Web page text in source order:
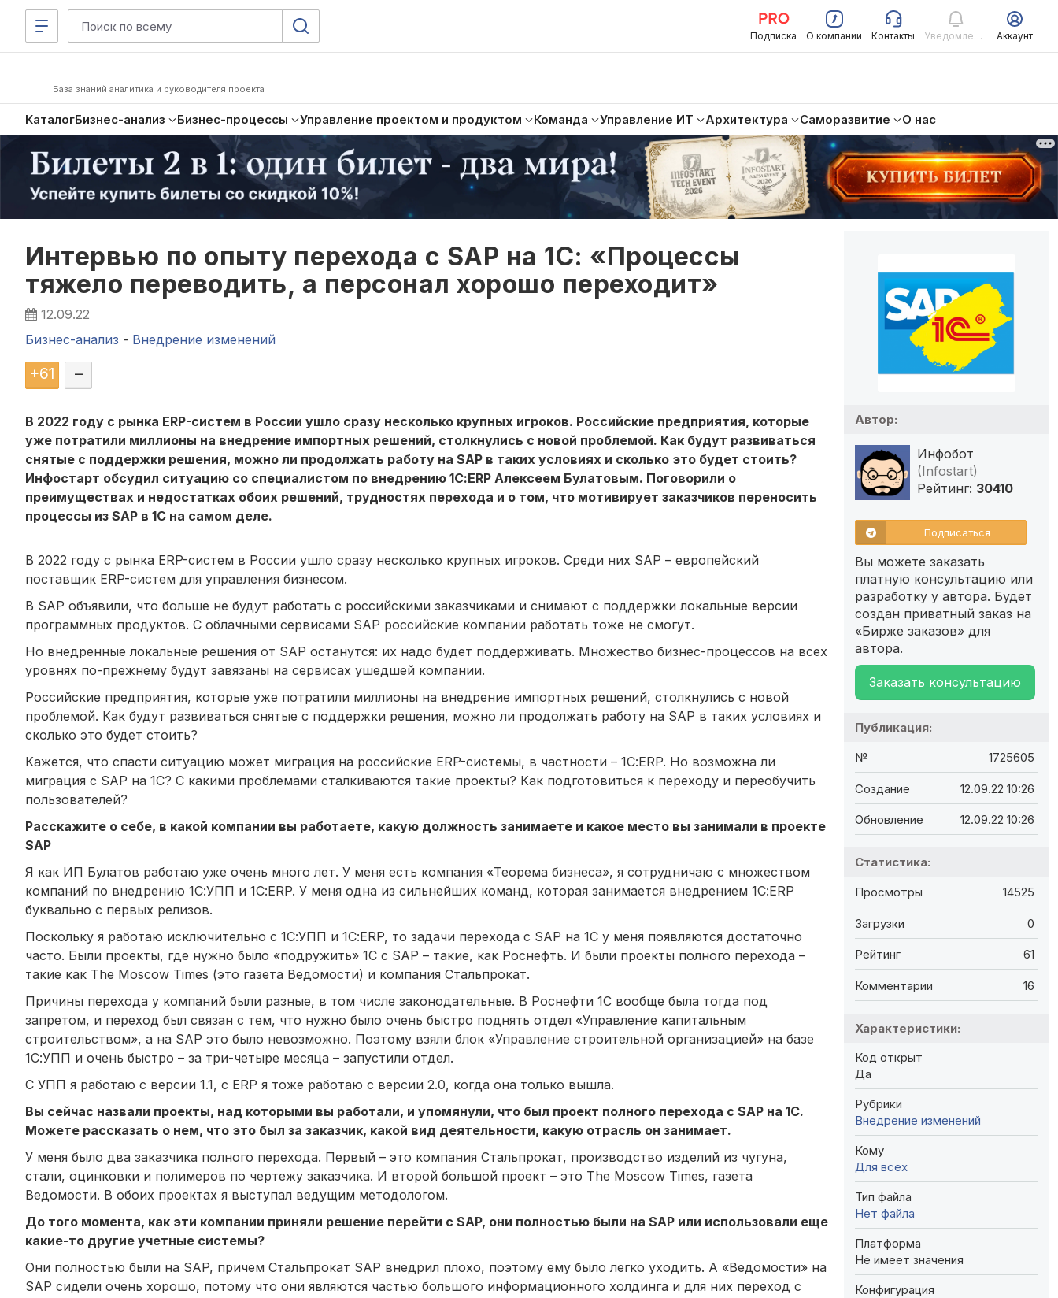
Подписка О компании Контакты Уведомления Аккаунт
База знаний аналитика и руководителя проекта
КаталогБизнес-анализ Бизнес-процессы Управление проектом и продуктом Команда Управление ИТ Архитектура Саморазвитие О нас
Интервью по опыту перехода с SAP на 1С: «Процессы
тяжело переводить, а персонал хорошо переходит»
12.09.22
Бизнес-анализ - Внедрение изменений
+61 –
В 2022 году с рынка ERP-систем в России ушло сразу несколько крупных игроков. Российские предприятия, которые
уже потратили миллионы на внедрение импортных решений, столкнулись с новой проблемой. Как будут развиваться
снятые с поддержки решения, можно ли продолжать работу на SAP в таких условиях и сколько это будет стоить?
Инфостарт обсудил ситуацию со специалистом по внедрению 1С:ERP Алексеем Булатовым. Поговорили о
преимуществах и недостатках обоих решений, трудностях перехода и о том, что мотивирует заказчиков переносить
процессы из SAP в 1С на самом деле.
В 2022 году с рынка ERP-систем в России ушло сразу несколько крупных игроков. Среди них SAP – европейский
поставщик ERP-систем для управления бизнесом.
В SAP объявили, что больше не будут работать с российскими заказчиками и снимают с поддержки локальные версии
программных продуктов. С облачными сервисами SAP российские компании работать тоже не смогут.
Но внедренные локальные решения от SAP останутся: их надо будет поддерживать. Множество бизнес-процессов на всех
уровнях по-прежнему будут завязаны на сервисах ушедшей компании.
Российские предприятия, которые уже потратили миллионы на внедрение импортных решений, столкнулись с новой
проблемой. Как будут развиваться снятые с поддержки решения, можно ли продолжать работу на SAP в таких условиях и
сколько это будет стоить?
Кажется, что спасти ситуацию может миграция на российские ERP-системы, в частности – 1С:ERP. Но возможна ли
миграция с SAP на 1С? С какими проблемами сталкиваются такие проекты? Как подготовиться к переходу и переобучить
пользователей?
Расскажите о себе, в какой компании вы работаете, какую должность занимаете и какое место вы занимали в проекте
SAP
Я как ИП Булатов работаю уже очень много лет. У меня есть компания «Теорема бизнеса», я сотрудничаю с множеством
компаний по внедрению 1С:УПП и 1С:ERP. У меня одна из сильнейших команд, которая занимается внедрением 1С:ERP
буквально с первых релизов.
Поскольку я работаю исключительно с 1С:УПП и 1С:ERP, то задачи перехода с SAP на 1С у меня появляются достаточно
часто. Были проекты, где нужно было «подружить» 1С с SAP – такие, как Роснефть. И были проекты полного перехода –
такие как The Moscow Times (это газета Ведомости) и компания Стальпрокат.
Причины перехода у компаний были разные, в том числе законодательные. В Роснефти 1С вообще была тогда под
запретом, и переход был связан с тем, что нужно было очень быстро поднять отдел «Управление капитальным
строительством», а на SAP это было невозможно. Поэтому взяли блок «Управление строительной организацией» на базе
1С:УПП и очень быстро – за три-четыре месяца – запустили отдел.
С УПП я работаю с версии 1.1, с ERP я тоже работаю с версии 2.0, когда она только вышла.
Вы сейчас назвали проекты, над которыми вы работали, и упомянули, что был проект полного перехода с SAP на 1С.
Можете рассказать о нем, что это был за заказчик, какой вид деятельности, какую отрасль он занимает.
У меня было два заказчика полного перехода. Первый – это компания Стальпрокат, производство изделий из чугуна,
стали, оцинковки и полимеров по чертежу заказчика. И второй большой проект – это The Moscow Times, газета
Ведомости. В обоих проектах я выступал ведущим методологом.
До того момента, как эти компании приняли решение перейти с SAP, они полностью были на SAP или использовали еще
какие-то другие учетные системы?
Они полностью были на SAP, причем Стальпрокат SAP внедрил плохо, поэтому ему было легко уходить. А «Ведомости» на
SAP сидели очень хорошо, потому что они являются частью большого информационного холдинга и для них переход с
Автор:
Инфобот
(Infostart)
Рейтинг: 30410
Подписаться
Вы можете заказать
платную консультацию или
разработку у автора. Будет
создан приватный заказ на
«Бирже заказов» для
автора.
Заказать консультацию
Публикация:
№ 1725605
Создание 12.09.22 10:26
Обновление 12.09.22 10:26
Статистика:
Просмотры 14525
Загрузки 0
Рейтинг 61
Комментарии 16
Характеристики:
Код открыт
Да
Рубрики
Внедрение изменений
Кому
Для всех
Тип файла
Нет файла
Платформа
Не имеет значения
Конфигурация